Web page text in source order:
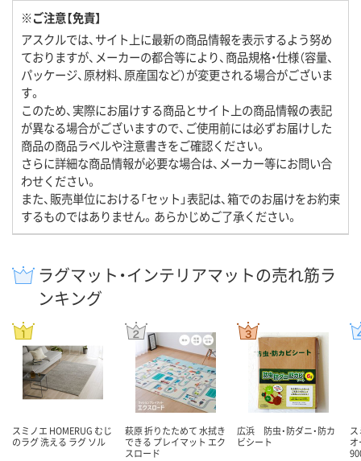
※ご注意【免責】
アスクルでは、サイト上に最新の商品情報を表示するよう努め
ておりますが、メーカーの都合等により、商品規格・仕様（容量、
パッケージ、原材料、原産国など）が変更される場合がございま
す。
このため、実際にお届けする商品とサイト上の商品情報の表記
が異なる場合がございますので、ご使用前には必ずお届けした
商品の商品ラベルや注意書きをご確認ください。
さらに詳細な商品情報が必要な場合は、メーカー等にお問い合
わせください。
また、販売単位における「セット」表記は、箱でのお届けをお約束
するものではありません。あらかじめご了承ください。
ラグマット・インテリアマットの売れ筋ラ
ンキング
スミノエ HOMERUG むじ
のラグ 洗える ラグ ソル
萩原 折りたためて 水拭き
できる プレイマット エク
スロード
広浜 防虫・防ダニ・防カ
ビシート